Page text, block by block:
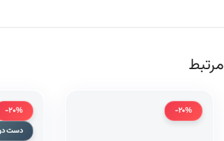
مرتبط
-20%
-20%
دست